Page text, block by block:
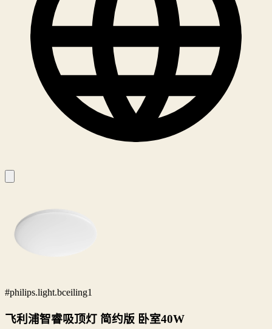
#philips.light.bceiling1
飞利浦智睿吸顶灯 简约版 卧室40W